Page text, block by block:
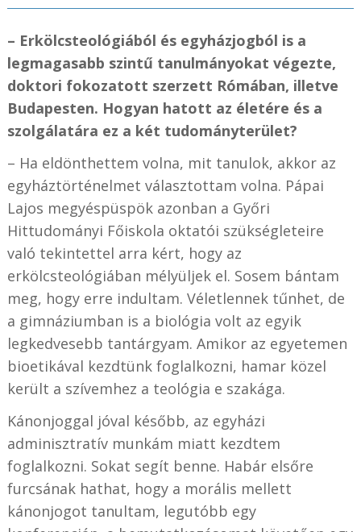
– Erkölcsteológiából és egyházjogból is a
legmagasabb szintű tanulmányokat végezte,
doktori fokozatott szerzett Rómában, illetve
Budapesten. Hogyan hatott az életére és a
szolgálatára ez a két tudományterület?
– Ha eldönthettem volna, mit tanulok, akkor az
egyháztörténelmet választottam volna. Pápai
Lajos megyéspüspök azonban a Győri
Hittudományi Főiskola oktatói szükségleteire
való tekintettel arra kért, hogy az
erkölcsteológiában mélyüljek el. Sosem bántam
meg, hogy erre indultam. Véletlennek tűnhet, de
a gimnáziumban is a biológia volt az egyik
legkedvesebb tantárgyam. Amikor az egyetemen
bioetikával kezdtünk foglalkozni, hamar közel
került a szívemhez a teológia e szakága.
Kánonjoggal jóval később, az egyházi
adminisztratív munkám miatt kezdtem
foglalkozni. Sokat segít benne. Habár elsőre
furcsának hathat, hogy a morális mellett
kánonjogot tanultam, legutóbb egy